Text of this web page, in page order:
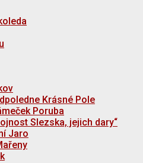
Krásné Pole
Poruba
Slezska, jejich dary“
Jaro